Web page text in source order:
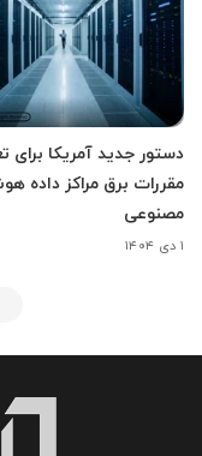
دستور جدید آمریکا برای
مقررات برق مراکز داده
مصنوعی
۱ دی ۱۴۰۴